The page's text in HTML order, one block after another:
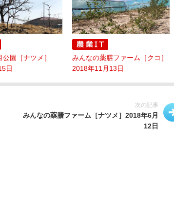
園［ナツメ］
日
みんなの薬膳ファーム［クコ］
2018年11月13日
次の記事
みんなの薬膳ファーム［ナツメ］2018年6月
12日